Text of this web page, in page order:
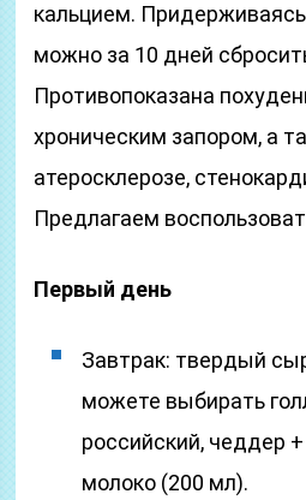
кальцием.
можно за 10 дней
Противопоказана
хроническим запором, а
атеросклерозе,
Предлагаем
Первый день
Завтрак: твердый
можете выбирать
российский, чеддер
молоко (200 мл).